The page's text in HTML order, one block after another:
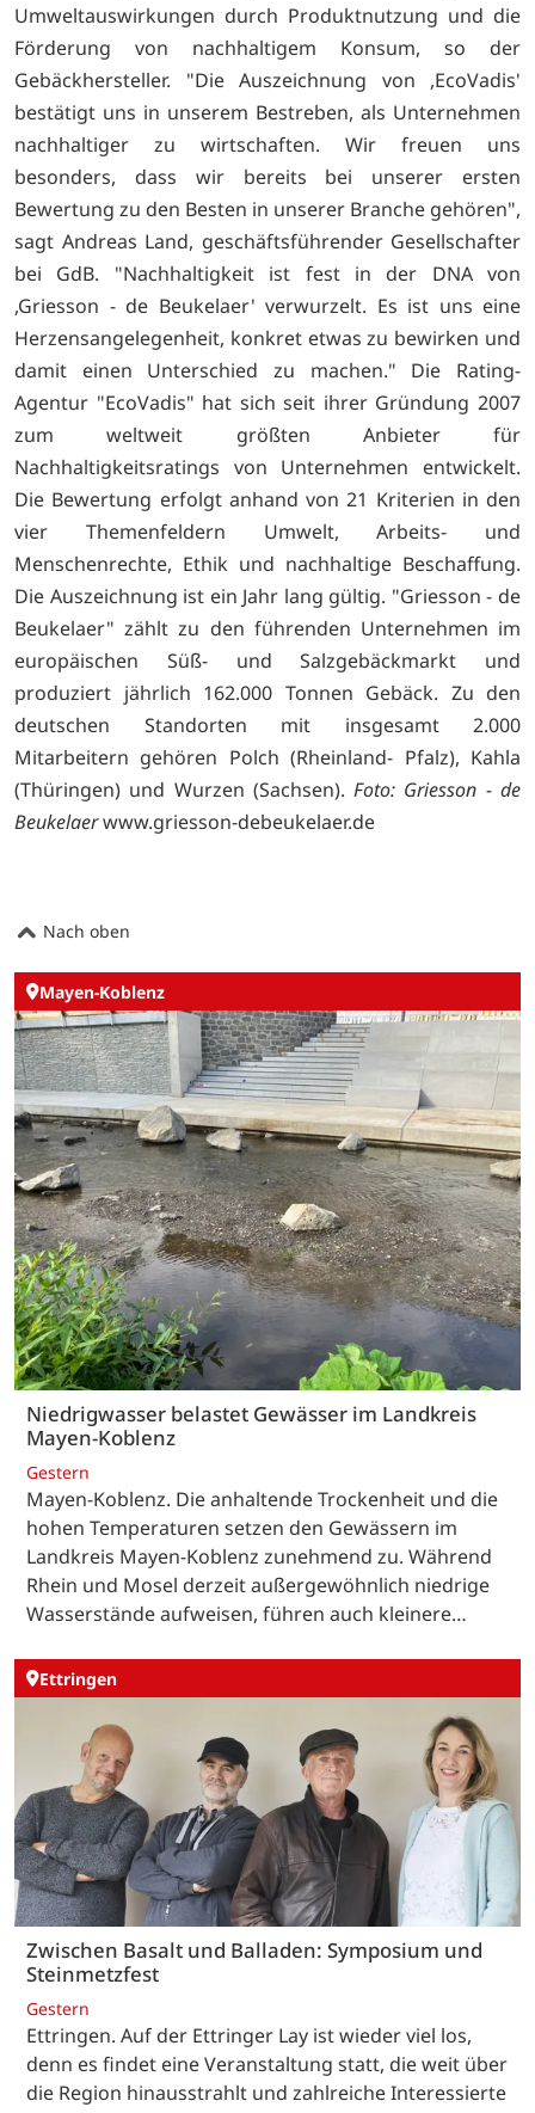
Umweltauswirkungen durch Produktnutzung und die
Förderung von nachhaltigem Konsum, so der
Gebäckhersteller. "Die Auszeichnung von ,EcoVadis'
bestätigt uns in unserem Bestreben, als Unternehmen
nachhaltiger zu wirtschaften. Wir freuen uns
besonders, dass wir bereits bei unserer ersten
Bewertung zu den Besten in unserer Branche gehören",
sagt Andreas Land, geschäftsführender Gesellschafter
bei GdB. "Nachhaltigkeit ist fest in der DNA von
,Griesson - de Beukelaer' verwurzelt. Es ist uns eine
Herzensangelegenheit, konkret etwas zu bewirken und
damit einen Unterschied zu machen." Die Rating-
Agentur "EcoVadis" hat sich seit ihrer Gründung 2007
zum weltweit größten Anbieter für
Nachhaltigkeitsratings von Unternehmen entwickelt.
Die Bewertung erfolgt anhand von 21 Kriterien in den
vier Themenfeldern Umwelt, Arbeits- und
Menschenrechte, Ethik und nachhaltige Beschaffung.
Die Auszeichnung ist ein Jahr lang gültig. "Griesson - de
Beukelaer" zählt zu den führenden Unternehmen im
europäischen Süß- und Salzgebäckmarkt und
produziert jährlich 162.000 Tonnen Gebäck. Zu den
deutschen Standorten mit insgesamt 2.000
Mitarbeitern gehören Polch (Rheinland- Pfalz), Kahla
(Thüringen) und Wurzen (Sachsen).Foto: Griesson - de
Beukelaerwww.griesson-debeukelaer.de
Nach oben
Mayen-Koblenz
Niedrigwasser belastet Gewässer im Landkreis
Mayen-Koblenz
Gestern
Mayen-Koblenz. Die anhaltende Trockenheit und die
hohen Temperaturen setzen den Gewässern im
Landkreis Mayen-Koblenz zunehmend zu. Während
Rhein und Mosel derzeit außergewöhnlich niedrige
Wasserstände aufweisen, führen auch kleinere…
Ettringen
Zwischen Basalt und Balladen: Symposium und
Steinmetzfest
Gestern
Ettringen. Auf der Ettringer Lay ist wieder viel los,
denn es findet eine Veranstaltung statt, die weit über
die Region hinausstrahlt und zahlreiche Interessierte